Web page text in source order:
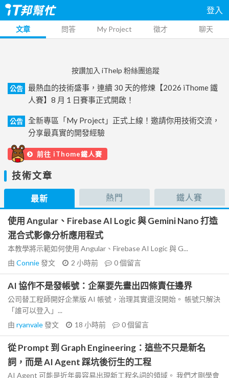
登入
文章 問答 My Project 徵才 聊天
按讚加入 iThelp 粉絲團追蹤
公告
最熱血的技術盛事，連續 30 天的修煉【2026 iThome 鐵
人賽】8 月 1 日賽事正式開啟！
公告
全新專區「My Project」正式上線！邀請你用技術交流，
分享最真實的開發經驗
前往 iThome鐵人賽
技術文章
最新 熱門 鐵人賽
使用 Angular、Firebase AI Logic 與 Gemini Nano 打造
混合式影像分析應用程式
本教學將示範如何使用 Angular、Firebase AI Logic 與 G...
由 Connie發文 2 小時前 0個留言
AI 協作不是發帳號：企業要先畫出四條責任邊界
公司替工程師開好企業版 AI 帳號，治理其實還沒開始。 帳號只解決
「誰可以登入」...
由 ryanvale發文 18 小時前 0個留言
從 Prompt 到 Graph Engineering：這些不只是新名
詞，而是 AI Agent 踩坑後衍生的工程
AI Agent 可能是近年最容易出現新工程名詞的領域。 我們才剛學會